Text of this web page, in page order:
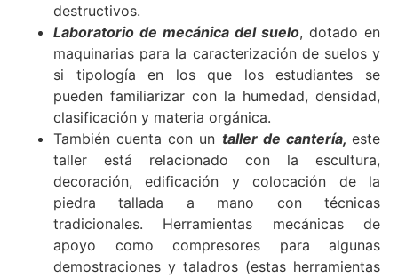
destructivos.
Laboratorio de mecánica del suelo, dotado en
maquinarias para la caracterización de suelos y
si tipología en los que los estudiantes se
pueden familiarizar con la humedad, densidad,
clasificación y materia orgánica.
También cuenta con un taller de cantería,este
taller está relacionado con la escultura,
decoración, edificación y colocación de la
piedra tallada a mano con técnicas
tradicionales. Herramientas mecánicas de
apoyo como compresores para algunas
demostraciones y taladros (estas herramientas